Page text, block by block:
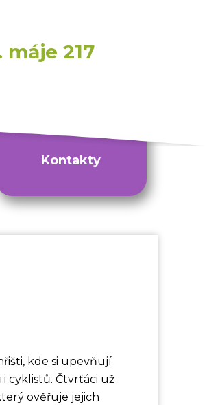
217
Kontakty
kde si upevňují
cyklistů. Čtvrťáci už
ověřuje jejich